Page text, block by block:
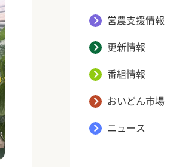
営農支援情報
更新情報
番組情報
おいどん市場
ニュース